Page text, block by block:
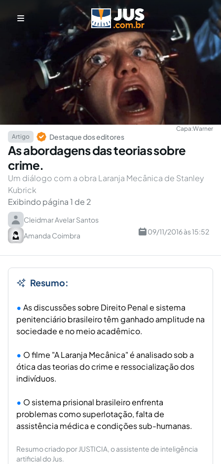
Capa:Warner
Artigo
Destaque dos editores
As abordagens das teorias sobre
crime.
Um diálogo com a obra Laranja Mecânica de Stanley
Kubrick
Exibindo página 1 de 2
Cleidmar Avelar Santos
Amanda Coimbra
09/11/2016 às 15:52
Resumo:
As discussões sobre Direito Penal e sistema
penitenciário brasileiro têm ganhado amplitude na
sociedade e no meio acadêmico.
O filme "A Laranja Mecânica" é analisado sob a
ótica das teorias do crime e ressocialização dos
indivíduos.
O sistema prisional brasileiro enfrenta
problemas como superlotação, falta de
assistência médica e condições sub-humanas.
Resumo criado por JUSTICIA, o assistente de inteligência
artificial do Jus.